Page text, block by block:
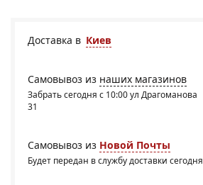
Доставка в Киев
Самовывоз из наших магазинов
Забрать сегодня с 10:00 ул Драгоманова
31
Самовывоз из Новой Почты
Будет передан в службу доставки сегодня